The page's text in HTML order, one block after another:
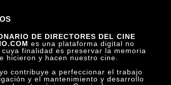
DE DIRECTORES DEL CINE
es una plataforma digital no
finalidad es preservar la memoria
hicieron y hacen nuestro cine.
contribuye a perfeccionar el trabajo
y el mantenimiento y desarrollo